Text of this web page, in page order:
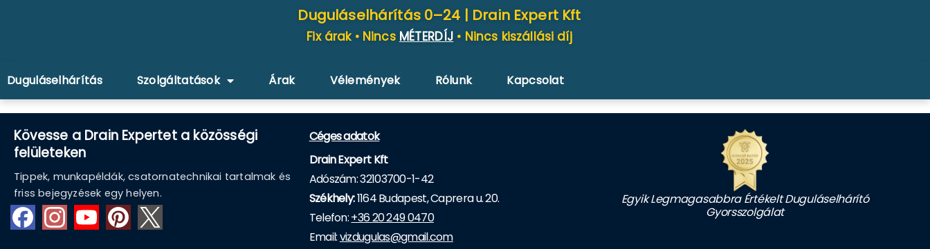
Duguláselhárítás 0–24 | Drain Expert Kft
Fix árak • Nincs MÉTERDÍJ • Nincs kiszállási díj
Duguláselhárítás Szolgáltatások Árak Vélemények Rólunk Kapcsolat
Kövesse a Drain Expertet a közösségi
felületeken
Tippek, munkapéldák, csatornatechnikai tartalmak és
friss bejegyzések egy helyen.
Céges adatok
Drain Expert Kft
Adószám: 32103700-1-42
Székhely:1164 Budapest, Caprera u. 20.
Telefon:+36 20 249 0470
Email:vizdugulas@gmail.com
Egyik Legmagasabbra Értékelt Duguláselhárító
Gyorsszolgálat